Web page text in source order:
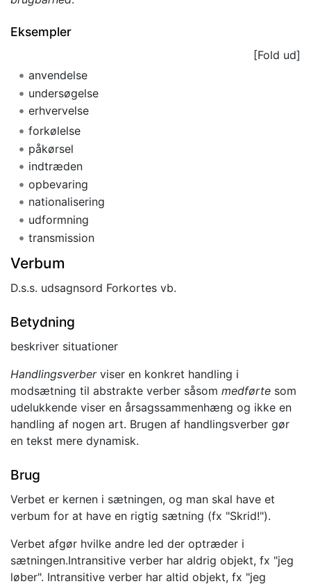
Eksempler
anvendelse
undersøgelse
erhvervelse
forkølelse
påkørsel
indtræden
opbevaring
nationalisering
udformning
transmission
Verbum
D.s.s. udsagnsord Forkortes vb.
Betydning
beskriver situationer
Handlingsverberviser en konkret handling i
modsætning til abstrakte verber såsom medførte som
udelukkende viser en årsagssammenhæng og ikke en
handling af nogen art. Brugen af handlingsverber gør
en tekst mere dynamisk.
Brug
Verbet er kernen i sætningen, og man skal have et
verbum for at have en rigtig sætning (fx "Skrid!").
Verbet afgør hvilke andre led der optræder i
sætningen.Intransitive verber har aldrig objekt, fx "jeg
løber". Intransitive verber har altid objekt, fx "jeg